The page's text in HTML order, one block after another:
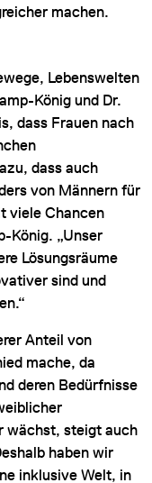
machen.
Lebenswelten
König und Dr.
dass Frauen nach
dass auch
von Männern für
viele Chancen
König. „Unser
Lösungsräume
sind und
Anteil von
mache, da
deren Bedürfnisse
wächst, steigt auch
haben wir
inklusive Welt, in